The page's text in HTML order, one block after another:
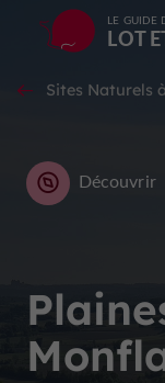
LE GUIDE
LOT
Sites Naturels à
Découvrir